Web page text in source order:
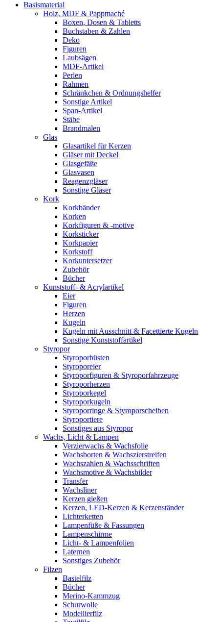
Basismaterial
Holz, MDF & Pappmaché
Boxen, Dosen & Tabletts
Buchstaben & Zahlen
Deko
Figuren
Laubsägen
MDF-Artikel
Perlen
Rahmen
Schränkchen & Ordnungshelfer
Sonstige Artikel
Span-Artikel
Stäbe
Brandmalen
Glas
Glasartikel für Kerzen
Gläser mit Deckel
Glasgefäße
Glasvasen
Reagenzgläser
Sonstige Gläser
Kork
Korkbänder
Korken
Korkfiguren & -motive
Korksticker
Korkpapier
Korkstoff
Korkuntersetzer
Zubehör
Bücher
Kunststoff- & Acrylartikel
Eier
Figuren
Herzen
Kugeln
Kugeln mit Ausschnitt & Facettierte Kugeln
Sonstige Kunststoffartikel
Styropor
Styroporbüsten
Styroporeier
Styroporfiguren & Styroporfahrzeuge
Styroporherzen
Styroporkegel
Styroporkugeln
Styroporringe & Styroporscheiben
Styroportiere
Sonstiges aus Styropor
Wachs, Licht & Lampen
Verzierwachs & Wachsfolie
Wachsborten & Wachszierstreifen
Wachszahlen & Wachsschriften
Wachsmotive & Wachsbilder
Transfer
Wachsliner
Kerzen gießen
Kerzen, LED-Kerzen & Kerzenständer
Lichterketten
Lampenfüße & Fassungen
Lampenschirme
Licht- & Lampenfolien
Laternen
Sonstiges Zubehör
Filzen
Bastelfilz
Bücher
Merino-Kammzug
Schurwolle
Modellierfilz